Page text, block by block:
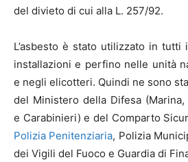
del divieto di cui alla L. 257/92.
L’asbesto è stato utilizzato in tutti
installazioni e perfino nelle unità
e negli elicotteri. Quindi ne sono
del Ministero della Difesa (Marina,
e Carabinieri) e del Comparto
Polizia Penitenziaria, Polizia
dei Vigili del Fuoco e Guardia di